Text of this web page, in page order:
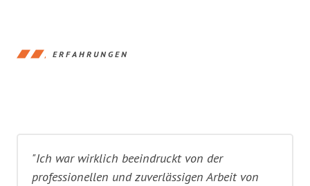
ERFAHRUNGEN
"Ich war wirklich beeindruckt von der
professionellen und zuverlässigen Arbeit von